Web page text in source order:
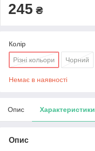
245 ₴
Колір
Різні кольори Чорний
Немає в наявності
Опис Характеристики
Опис